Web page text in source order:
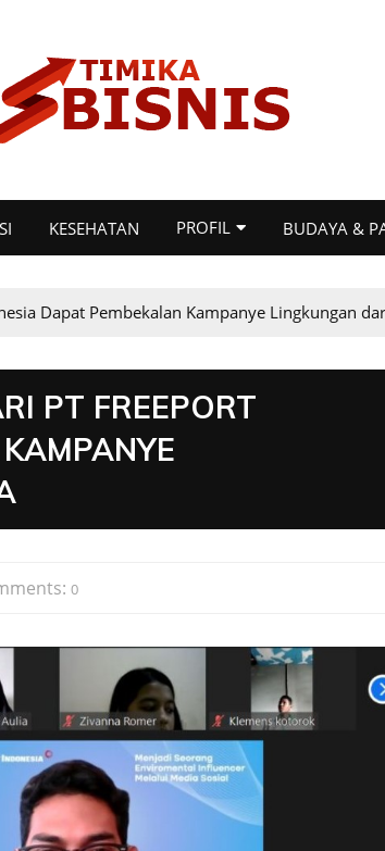
KESEHATAN PROFIL BUDAYA &
Dapat Pembekalan Kampanye Lingkungan
PT FREEPORT
0